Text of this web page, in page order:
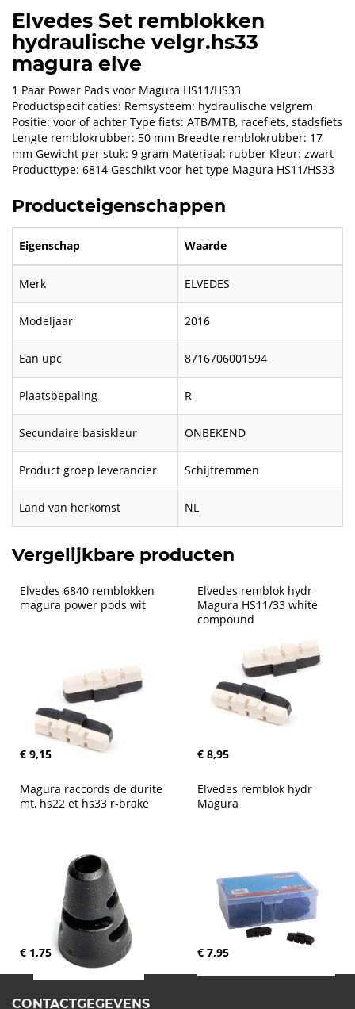
Elvedes Set remblokken
hydraulische velgr.hs33
magura elve
1 Paar Power Pads voor Magura HS11/HS33
Productspecificaties: Remsysteem: hydraulische velgrem
Positie: voor of achter Type fiets: ATB/MTB, racefiets, stadsfiets
Lengte remblokrubber: 50 mm Breedte remblokrubber: 17
mm Gewicht per stuk: 9 gram Materiaal: rubber Kleur: zwart
Producttype: 6814 Geschikt voor het type Magura HS11/HS33
Producteigenschappen
Eigenschap Waarde
Merk ELVEDES
Modeljaar 2016
Ean upc 8716706001594
Plaatsbepaling R
Secundaire basiskleur ONBEKEND
Product groep leverancier Schijfremmen
Land van herkomst NL
Vergelijkbare producten
Elvedes 6840 remblokken
magura power pods wit
€ 9,15
Elvedes remblok hydr
Magura HS11/33 white
compound
€ 8,95
Magura raccords de durite
mt, hs22 et hs33 r-brake
€ 1,75
Elvedes remblok hydr
Magura
€ 7,95
CONTACTGEGEVENS